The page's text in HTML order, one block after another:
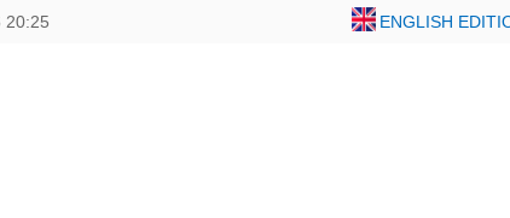
20:25 ENGLISH